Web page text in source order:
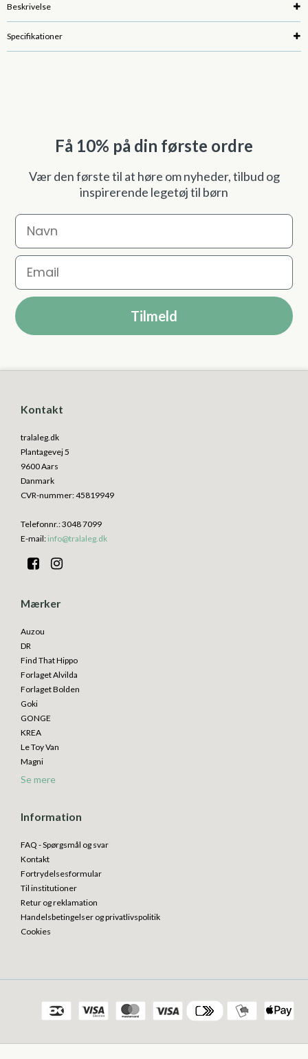
Beskrivelse
Specifikationer
Få 10% på din første ordre
Vær den første til at høre om nyheder, tilbud og
inspirerende legetøj til børn
Navn
Email
Tilmeld
Kontakt
tralaleg.dk
Plantagevej 5
9600 Aars
Danmark
CVR-nummer:45819949
Telefonnr.:3048 7099
E-mail: info@tralaleg.dk
Mærker
Auzou
DR
Find That Hippo
Forlaget Alvilda
Forlaget Bolden
Goki
GONGE
KREA
Le Toy Van
Magni
Se mere
Information
FAQ - Spørgsmål og svar
Kontakt
Fortrydelsesformular
Til institutioner
Retur og reklamation
Handelsbetingelser og privatlivspolitik
Cookies